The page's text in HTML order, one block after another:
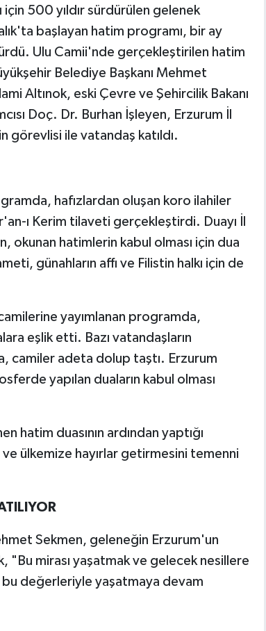
500 yıldır sürdürülen gelenek
başlayan hatim programı, bir ay
Ulu Camii'nde gerçekleştirilen hatim
Belediye Başkanı Mehmet
Altınok, eski Çevre ve Şehircilik Bakanı
Doç. Dr. Burhan İşleyen, Erzurum İl
görevlisi ile vatandaş katıldı.
hafızlardan oluşan koro ilahiler
ı Kerim tilaveti gerçekleştirdi. Duayı İl
okunan hatimlerin kabul olması için dua
günahların affı ve Filistin halkı için de
yayımlanan programda,
eşlik etti. Bazı vatandaşların
camiler adeta dolup taştı. Erzurum
yapılan duaların kabul olması
hatim duasının ardından yaptığı
ülkemize hayırlar getirmesini temenni
Sekmen, geleneğin Erzurum'un
mirası yaşatmak ve gelecek nesillere
değerleriyle yaşatmaya devam